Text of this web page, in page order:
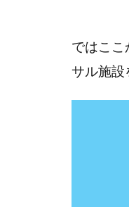
ではこ
サル施設